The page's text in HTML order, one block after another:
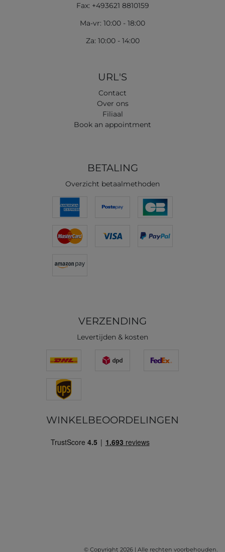
Fax: +493621 8810159
Ma-vr: 10:00 - 18:00
Za: 10:00 - 14:00
URL'S
Contact
Over ons
Filiaal
Book an appointment
BETALING
Overzicht betaalmethoden
VERZENDING
Levertijden & kosten
WINKELBEOORDELINGEN
© Copyright 2026 | Alle rechten voorbehouden.